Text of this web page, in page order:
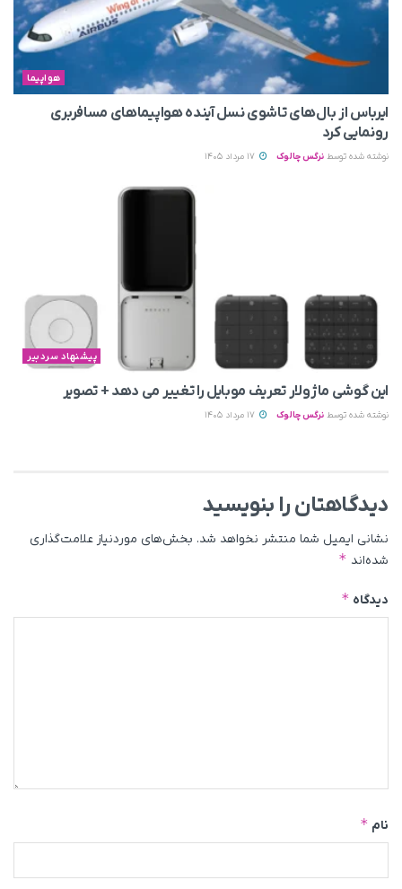
هواپیما
ایرباس از بال‌های تاشوی نسل آینده هواپیماهای مسافربری
رونمایی کرد
نوشته شده توسط نرگس چالوک
پیشنهاد سردبیر
این گوشی ماژولار تعریف موبایل را تغییر می‌ دهد + تصویر
نوشته شده توسط نرگس چالوک
دیدگاهتان را بنویسید
نشانی ایمیل شما منتشر نخواهد شد. بخش‌های موردنیاز علامت‌گذاری
شده‌اند *
دیدگاه *
نام *